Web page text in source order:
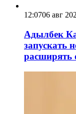
12:0706 авг
Адылбек
запускать
расширять